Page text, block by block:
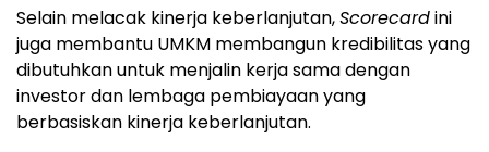
Selain melacak kinerja keberlanjutan,Scorecardini
juga membantu UMKM membangun kredibilitas yang
dibutuhkan untuk menjalin kerja sama dengan
investor dan lembaga pembiayaan yang
berbasiskan kinerja keberlanjutan.